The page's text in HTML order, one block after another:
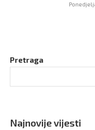
Pretraga
Najnovije vijesti